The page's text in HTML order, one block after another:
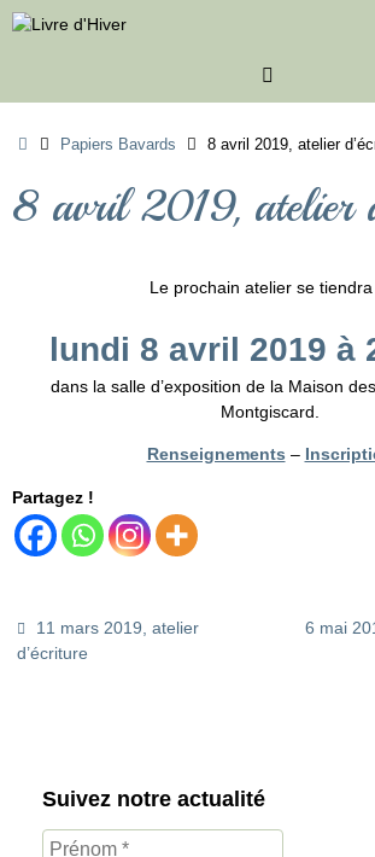
Passer
au
AccueilPapiers Bavards 8 avril 2019, atelier
8 avril 2019, atelier
Le prochain atelier se
lundi 8 avril 2019 à
dans la salle d’exposition de la Maison
Montgiscard.
Renseignements –
Partagez !
11 mars 2019, atelier
d’écriture
6 mai
Suivez notre actualité